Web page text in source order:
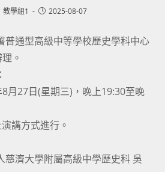
教學組1
Post2025-08-07
普通型高級中等學校歷史學科中心
。
月27日(星期三)，晚上19:30至晚
講方式進行。
慈濟大學附屬高級中學歷史科 吳